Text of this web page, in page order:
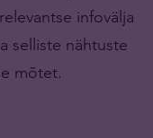
infovälja
selliste nähtuste
mõtet.